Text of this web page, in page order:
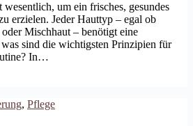
um ein frisches, gesundes
erzielen. Jeder Hauttyp – egal ob
Mischhaut – benötigt eine
sind die wichtigsten Prinzipien für
In…
, Pflege